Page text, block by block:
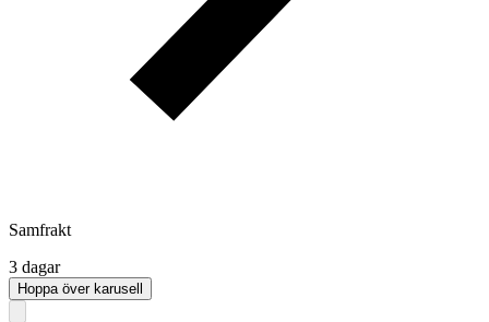
Samfrakt
3 dagar
Hoppa över karusell